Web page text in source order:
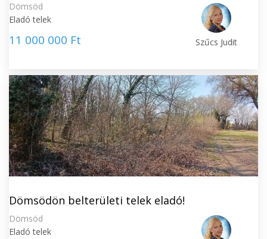
Dömsöd
Eladó telek
11 000 000 Ft Szűcs Judit
Dömsödön belterületi telek eladó!
Dömsöd
Eladó telek